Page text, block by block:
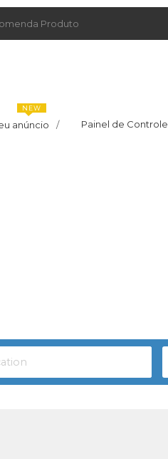
Produto
anúncio /
NEW
Painel de Controle